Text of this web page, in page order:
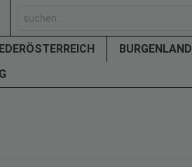
for:
BURGENLAND